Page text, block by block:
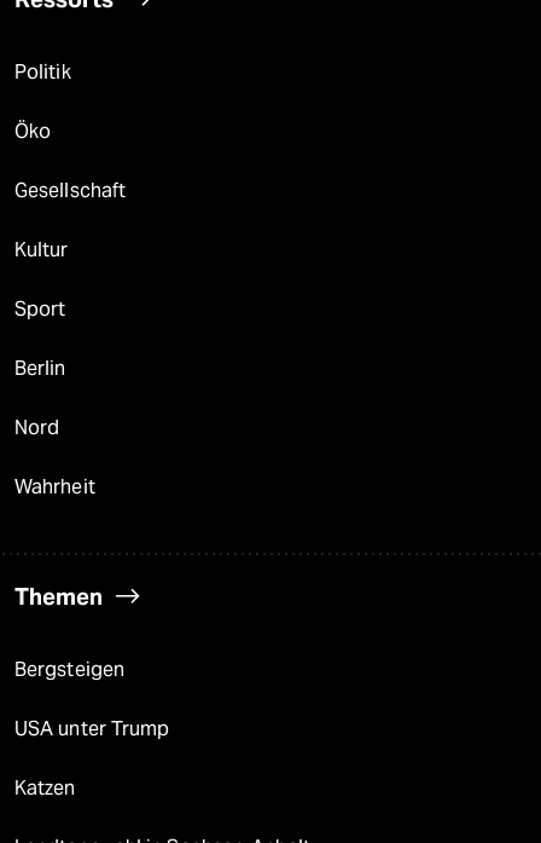
Politik
Öko
Gesellschaft
Kultur
Sport
Berlin
Nord
Wahrheit
Themen
Bergsteigen
USA unter Trump
Katzen